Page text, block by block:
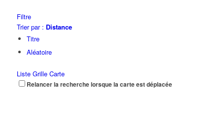
Filtre
Trier par : Distance
Titre
Aléatoire
Liste Grille Carte
Relancer la recherche lorsque la carte est déplacée